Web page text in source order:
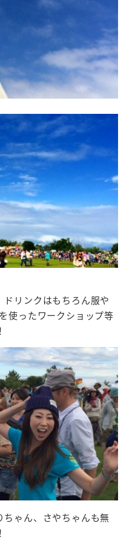
ドリンクはもちろん服や
使ったワークショップ等
ちゃん、さやちゃんも無